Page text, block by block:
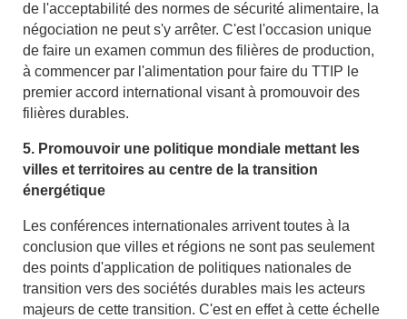
de l'acceptabilité des normes de sécurité alimentaire, la
négociation ne peut s'y arrêter. C'est l'occasion unique
de faire un examen commun des filières de production,
à commencer par l'alimentation pour faire du TTIP le
premier accord international visant à promouvoir des
filières durables.
5. Promouvoir une politique mondiale mettant les
villes et territoires au centre de la transition
énergétique
Les conférences internationales arrivent toutes à la
conclusion que villes et régions ne sont pas seulement
des points d'application de politiques nationales de
transition vers des sociétés durables mais les acteurs
majeurs de cette transition. C'est en effet à cette échelle